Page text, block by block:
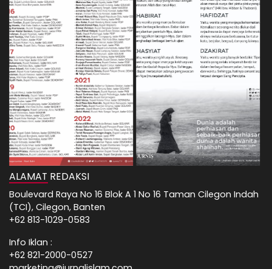
ALAMAT REDAKSI
Boulevard Raya No 16 Blok A 1 No 16 Taman Cilegon Indah
(TCI), Cilegon, Banten
+62 813-1029-0583
Info Iklan :
+62 821-2000-0527